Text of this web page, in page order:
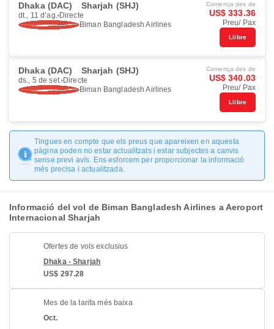
Dhaka (DAC) Sharjah (SHJ)
dt., 11 d’ag. Directe
Biman Bangladesh Airlines
Comença des de
US$ 333.36
Preu/ Pax
Llibre
Dhaka (DAC) Sharjah (SHJ)
ds., 5 de set. Directe
Biman Bangladesh Airlines
Comença des de
US$ 340.03
Preu/ Pax
Llibre
Tingues en compte que els preus que apareixen en aquesta
pàgina poden no estar actualitzats i estar subjectes a canvis
sense previ avís. Ens esforcem per proporcionar la informació
més precisa i actualitzada.
Informació del vol de Biman Bangladesh Airlines a Aeroport
Internacional Sharjah
Ofertes de vols exclusius
Dhaka - Sharjah
US$ 297.28
Mes de la tarifa més baixa
Oct.